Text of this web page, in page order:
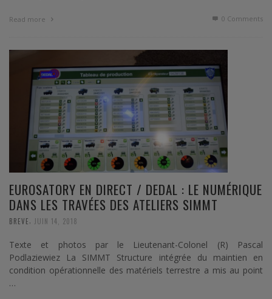
Read more 0 Comments
EUROSATORY EN DIRECT / DEDAL : LE NUMÉRIQUE
DANS LES TRAVÉES DES ATELIERS SIMMT
BREVE JUIN 14, 2018
Texte et photos par le Lieutenant-Colonel (R) Pascal
Podlaziewiez La SIMMT Structure intégrée du maintien en
condition opérationnelle des matériels terrestre a mis au point
…